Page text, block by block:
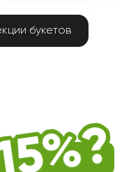
букетов